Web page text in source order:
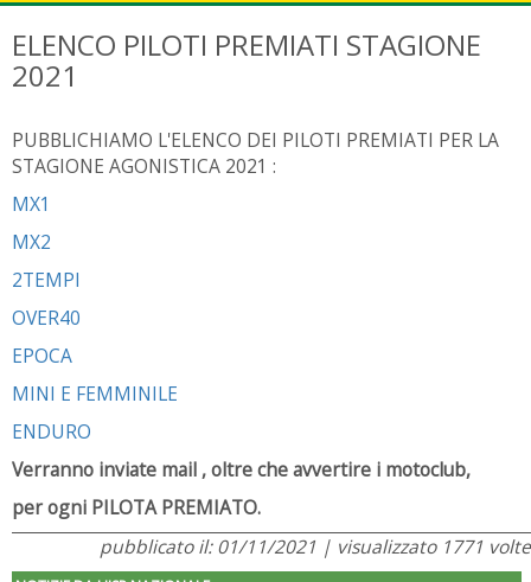
ELENCO PILOTI PREMIATI STAGIONE
2021
PUBBLICHIAMO L'ELENCO DEI PILOTI PREMIATI PER LA
STAGIONE AGONISTICA 2021 :
MX1
MX2
2TEMPI
OVER40
EPOCA
MINI E FEMMINILE
ENDURO
Verranno inviate mail , oltre che avvertire i motoclub,
per ogni PILOTA PREMIATO.
pubblicato il: 01/11/2021 | visualizzato 1771 volte